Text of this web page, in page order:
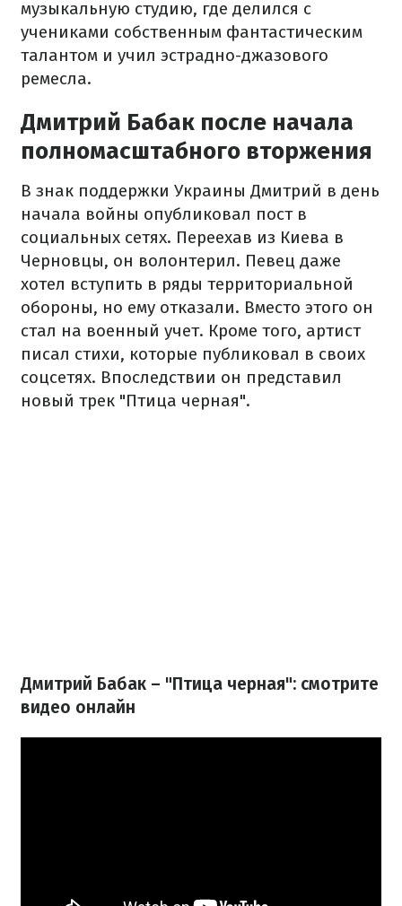
музыкальную студию, где делился с
учениками собственным фантастическим
талантом и учил эстрадно-джазового
ремесла.
Дмитрий Бабак после начала
полномасштабного вторжения
В знак поддержки Украины Дмитрий в день
начала войны опубликовал пост в
социальных сетях. Переехав из Киева в
Черновцы, он волонтерил. Певец даже
хотел вступить в ряды территориальной
обороны, но ему отказали. Вместо этого он
стал на военный учет. Кроме того, артист
писал стихи, которые публиковал в своих
соцсетях. Впоследствии он представил
новый трек "Птица черная".
Дмитрий Бабак – "Птица черная": смотрите
видео онлайн